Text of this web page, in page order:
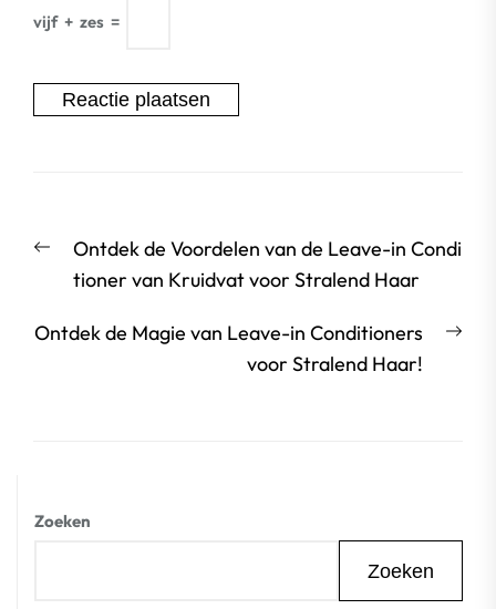
vijf + zes =
Vorige
bericht:
Ontdek de Voordelen van de Leave-in Condi
tioner van Kruidvat voor Stralend Haar
Ontdek de Magie van Leave-in Conditioners
voor Stralend Haar!
Zoeken
Zoeken